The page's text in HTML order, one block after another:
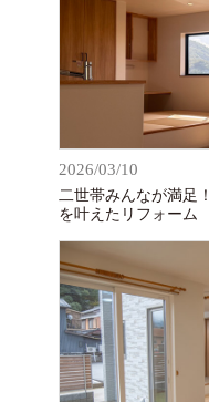
2026/03/10
二世帯みんなが満足
を叶えたリフォーム